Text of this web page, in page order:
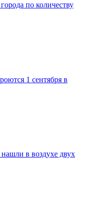
по количеству
1 сентября в
в воздухе двух